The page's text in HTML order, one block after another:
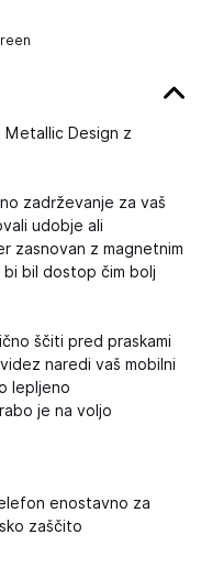
Design z
zadrževanje za vaš
udobje ali
zasnovan z magnetnim
bil dostop čim bolj
ščiti pred praskami
naredi vaš mobilni
lepljeno
je na voljo
enostavno za
zaščito